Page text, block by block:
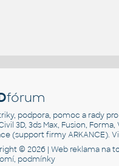
fórum
podpora, pomoc a rady
3D, 3ds Max, Fusion,
(support firmy ARKANCE).
© 2026 |Web reklama na
podmínky